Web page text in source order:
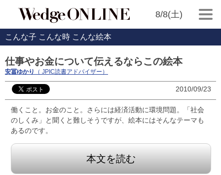
8/8(土)
こんな子 こんな時 こんな絵本
仕事やお金について伝えるならこの絵本
安冨ゆかり （ JPIC読書アドバイザー）
2010/09/23
働くこと。お金のこと。さらには経済活動に環境問題。「社会
のしくみ」と聞くと難しそうですが、絵本にはそんなテーマも
あるのです。
本文を読む